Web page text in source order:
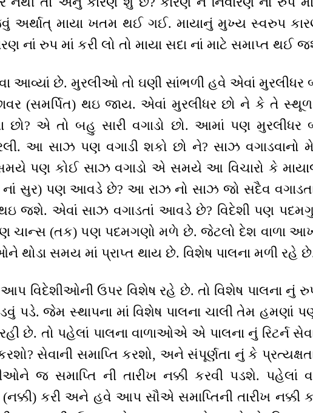
માયા ખતમ થઈ ગઈ. માયાનું મુખ્ય સ્વરુપ
નાં રુપ માં કરી લો તો માયા સદા નાં માટે સમાપ્ત થઈ
આવ્યાં છે. મુરલીઓ તો ઘણી સાંભળી હવે એવાં મુરલીધર
(સમર્પિત) થઇ જાય. એવાં મુરલીધર છો ને કે તે
છો? એ તો બહુ સારી વગાડો છો. આમાં પણ મુરલીધર
આ સાઝ પણ વગાડી શકો છો ને? સાઝ વગાડવાનો
પણ કોઈ સાઝ વગાડો એ સમયે આ વિચારો કે
સુર) પણ આવડે છે? આ રાઝ નો સાઝ જો સદૈવ વગાડતા
જશે. એવાં સાઝ વગાડતાં આવડે છે? વિદેશી પણ
ચાન્સ (તક) પણ પદમગણો મળે છે. જેટલો દેશ વાળા
થોડા સમય માં પ્રાપ્ત થાય છે. વિશેષ પાલના મળી રહે
વિદેશીઓની ઉપર વિશેષ રહે છે. તો વિશેષ પાલના નું
પડે. જેમ સ્થાપના માં વિશેષ પાલના ચાલી તેમ હમણાં
છે. તો પહેલાં પાલના વાળાઓએ એ પાલના નું રિટર્ન
સેવાની સમાપ્તિ કરશો, અને સંપૂર્ણતા નું કે
જ સમાપ્તિ ની તારીખ નક્કી કરવી પડશે. પહેલાં
(નક્કી) કરી અને હવે આપ સૌએ સમાપ્તિની તારીખ નક્કી